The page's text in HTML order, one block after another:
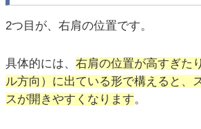
2つ目が、右肩の位置です。
具体的には、 右肩の位置が高すぎた
ル方向）に出ている形で構えると、
スが開きやすくなります。